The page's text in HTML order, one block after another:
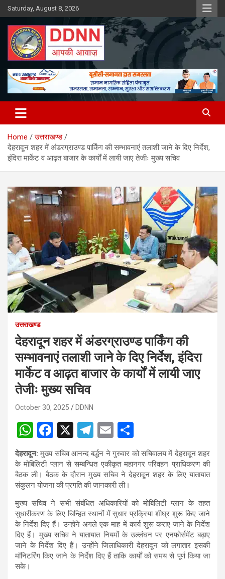
Skip
to
content
Saturday, August 8, 2026
DDNN
Home
उत्तराखण्ड
देहरादून शहर में अंडरग्राउण्ड पार्किंग की सम्भावनाएं तलाशी जाने के दिए निर्देश,
इंदिरा मार्केट व आढ़त बाजार के कार्यों में लायी जाए तेजीः मुख्य सचिव
उत्तराखण्ड
देहरादून शहर में अंडरग्राउण्ड पार्किंग की
सम्भावनाएं तलाशी जाने के दिए निर्देश, इंदिरा
मार्केट व आढ़त बाजार के कार्यों में लायी जाए
तेजीः मुख्य सचिव
October 30, 2025 DDNN
W
h
at
s
A
p
p
F
a
ce
b
o
o
k
X
T
el
e
gr
a
m
E
m
ail
h
ar
e
देहरादून:मुख्य सचिव आनन्द बर्द्धन ने गुरुवार को सचिवालय में देहरादून शहर
के मोबिलिटी प्लान से सम्बन्धित एकीकृत महानगर परिवहन प्राधिकरण की
बैठक ली। बैठक के दौरान मुख्य सचिव ने देहरादून शहर के लिए यातायात
संकुलन योजना की प्रगति की जानकारी ली।
मुख्य सचिव ने सभी संबंधित अधिकारियों को मोबिलिटी प्लान के तहत
सुधारीकरण के लिए चिन्हित स्थानों में सुधार प्रक्रिया शीघ्र शुरू किए जाने
के निर्देश दिए हैं। उन्होंने अगले एक माह में कार्य शुरू कराए जाने के निर्देश
दिए हैं। मुख्य सचिव ने यातायात नियमों के उल्लंघन पर एनफोर्समेंट बढ़ाए
जाने के निर्देश दिए हैं। उन्होंने जिलाधिकारी देहरादून को लगातार इसकी
मॉनिटरिंग किए जाने के निर्देश दिए हैं ताकि कार्यों को समय से पूर्ण किया जा
सके।